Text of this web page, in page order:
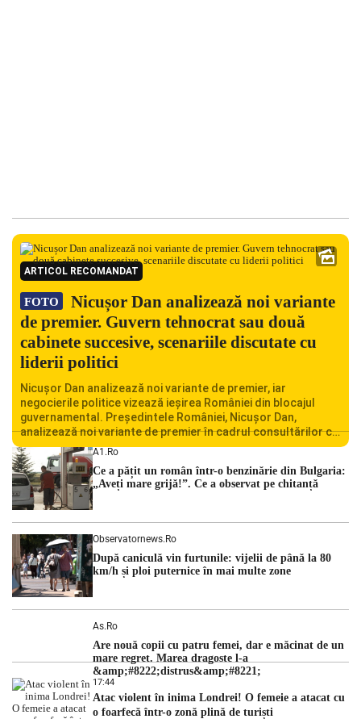
ARTICOL RECOMANDAT
FOTO
Nicușor Dan analizează noi variante
de premier. Guvern tehnocrat sau două
cabinete succesive, scenariile discutate cu
liderii politici
Nicușor Dan analizează noi variante de premier, iar
negocierile politice vizează ieșirea României din blocajul
guvernamental. Președintele României, Nicușor Dan,
analizează noi variante de premier în cadrul consultărilor cu
liderii politici. Ciprian Ciucu vorbește despre scenariul unui
guvern tehnocrat și despre posibilitatea a două cabinete
succesive. Nicușor Dan analizează noi variante de premier
România traversează […]
A1.ro
Ce a pățit un român într-o benzinărie din Bulgaria:
„Aveți mare grijă!”. Ce a observat pe chitanță
Observatornews.ro
După caniculă vin furtunile: vijelii de până la 80
km/h și ploi puternice în mai multe zone
As.ro
Are nouă copii cu patru femei, dar e măcinat de un
mare regret. Marea dragoste l-a
&amp;#8222;distrus&amp;#8221;
17:44
Atac violent în inima Londrei! O femeie a atacat cu
o foarfecă într-o zonă plină de turiști